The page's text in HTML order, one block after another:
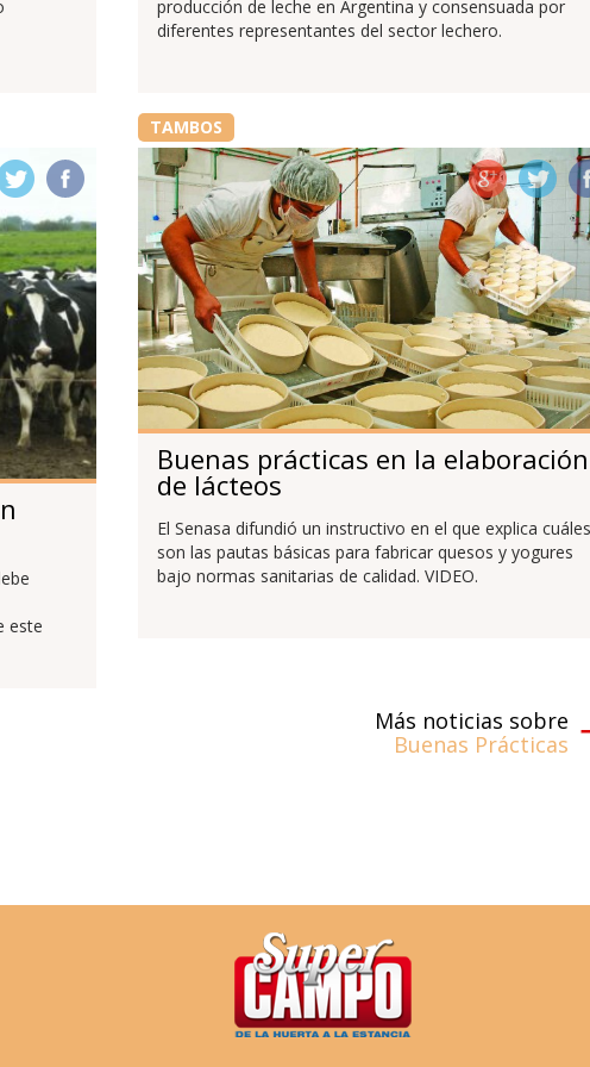
producción de leche en Argentina y consensuada por
diferentes representantes del sector lechero.
este
TAMBOS
Buenas prácticas en la elaboración
de lácteos
El Senasa difundió un instructivo en el que explica cuáles
son las pautas básicas para fabricar quesos y yogures
bajo normas sanitarias de calidad. VIDEO.
Más noticias sobre
Buenas Prácticas